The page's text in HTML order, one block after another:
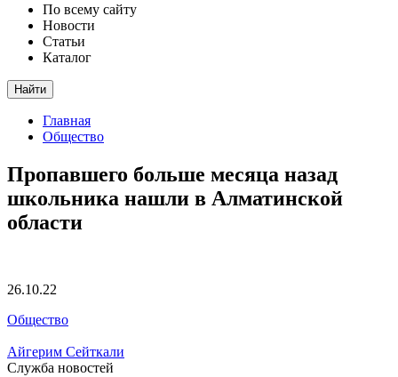
По всему сайту
Новости
Статьи
Каталог
Найти
Главная
Общество
Пропавшего больше месяца назад
школьника нашли в Алматинской
области
26.10.22
Общество
Айгерим Сейткали
Служба новостей